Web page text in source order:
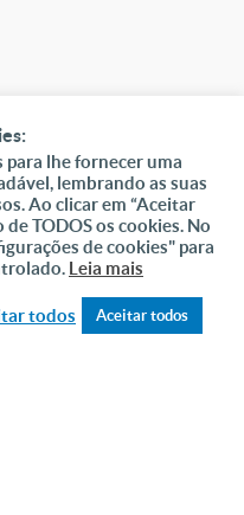
para lhe fornecer uma
lembrando as suas
Ao clicar em “Aceitar
TODOS os cookies. No
de cookies" para
Leia mais
todos Aceitar todos